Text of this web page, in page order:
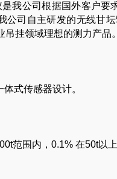
我公司根据国外客户要
公司自主研发的无线甘坛
吊挂领域理想的测力产
式传感器设计。
0t范围内，0.1% 在50t以